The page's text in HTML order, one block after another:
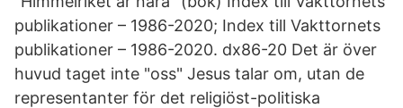
publikationer – 1986-2020; Index till Vakttornets
publikationer – 1986-2020. dx86-20 Det är över
huvud taget inte "oss" Jesus talar om, utan de
representanter för det religiöst-politiska